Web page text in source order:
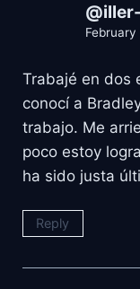
Trabajé en dos
conocí a
trabajo. Me
poco estoy
ha sido justa
Reply